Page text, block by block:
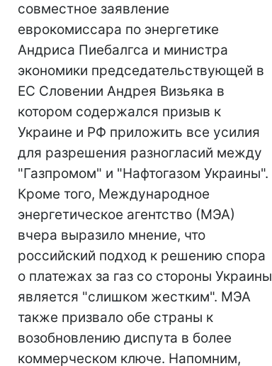
совместное заявление
еврокомиссара по энергетике
Андриса Пиебалгса и министра
экономики председательствующей в
ЕС Словении Андрея Визьяка в
котором содержался призыв к
Украине и РФ приложить все усилия
для разрешения разногласий между
"Газпромом" и "Нафтогазом Украины".
Кроме того, Международное
энергетическое агентство (МЭА)
вчера выразило мнение, что
российский подход к решению спора
о платежах за газ со стороны Украины
является "слишком жестким". МЭА
также призвало обе страны к
возобновлению диспута в более
коммерческом ключе. Напомним,